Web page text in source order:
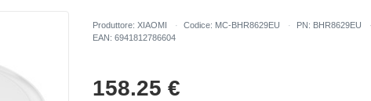
Produttore: XIAOMI Codice: MC-BHR8629EU
PN: BHR8629EU
EAN: 6941812786604
158.25 €